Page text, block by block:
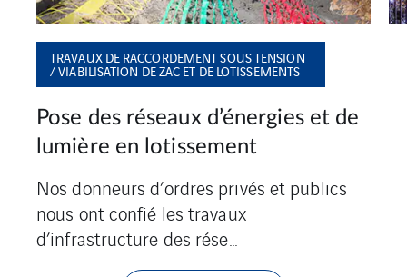
TRAVAUX DE RACCORDEMENT SOUS TENSION
/ VIABILISATION DE ZAC ET DE LOTISSEMENTS
Pose des réseaux d’énergies et de
lumière en lotissement
Nos donneurs d’ordres privés et publics
nous ont confié les travaux
d’infrastructure des rése...